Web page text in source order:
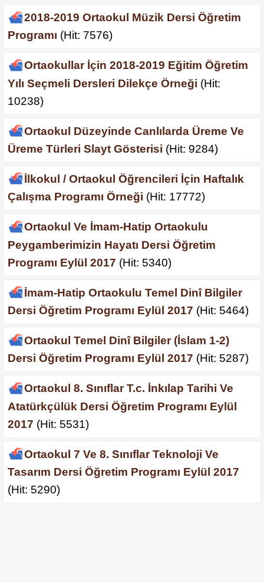
2018-2019 Ortaokul Müzik Dersi Öğretim
Programı (Hit: 7576)
Ortaokullar İçin 2018-2019 Eğitim Öğretim
Yılı Seçmeli Dersleri Dilekçe Örneği (Hit:
10238)
Ortaokul Düzeyinde Canlılarda Üreme Ve
Üreme Türleri Slayt Gösterisi (Hit: 9284)
İlkokul / Ortaokul Öğrencileri İçin Haftalık
Çalışma Programı Örneği (Hit: 17772)
Ortaokul Ve İmam-Hatip Ortaokulu
Peygamberimizin Hayatı Dersi Öğretim
Programı Eylül 2017 (Hit: 5340)
İmam-Hatip Ortaokulu Temel Dinî Bilgiler
Dersi Öğretim Programı Eylül 2017 (Hit: 5464)
Ortaokul Temel Dinî Bilgiler (İslam 1-2)
Dersi Öğretim Programı Eylül 2017 (Hit: 5287)
Ortaokul 8. Sınıflar T.c. İnkılap Tarihi Ve
Atatürkçülük Dersi Öğretim Programı Eylül
2017 (Hit: 5531)
Ortaokul 7 Ve 8. Sınıflar Teknoloji Ve
Tasarım Dersi Öğretim Programı Eylül 2017
(Hit: 5290)